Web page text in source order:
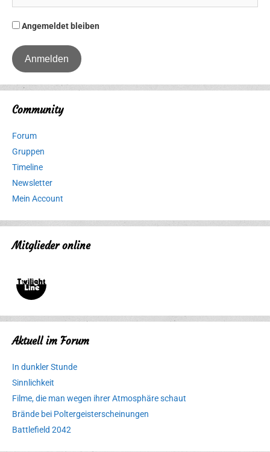
Angemeldet bleiben
Community
Forum
Gruppen
Timeline
Newsletter
Mein Account
Mitglieder online
Aktuell im Forum
In dunkler Stunde
Sinnlichkeit
Filme, die man wegen ihrer Atmosphäre schaut
Brände bei Poltergeisterscheinungen
Battlefield 2042